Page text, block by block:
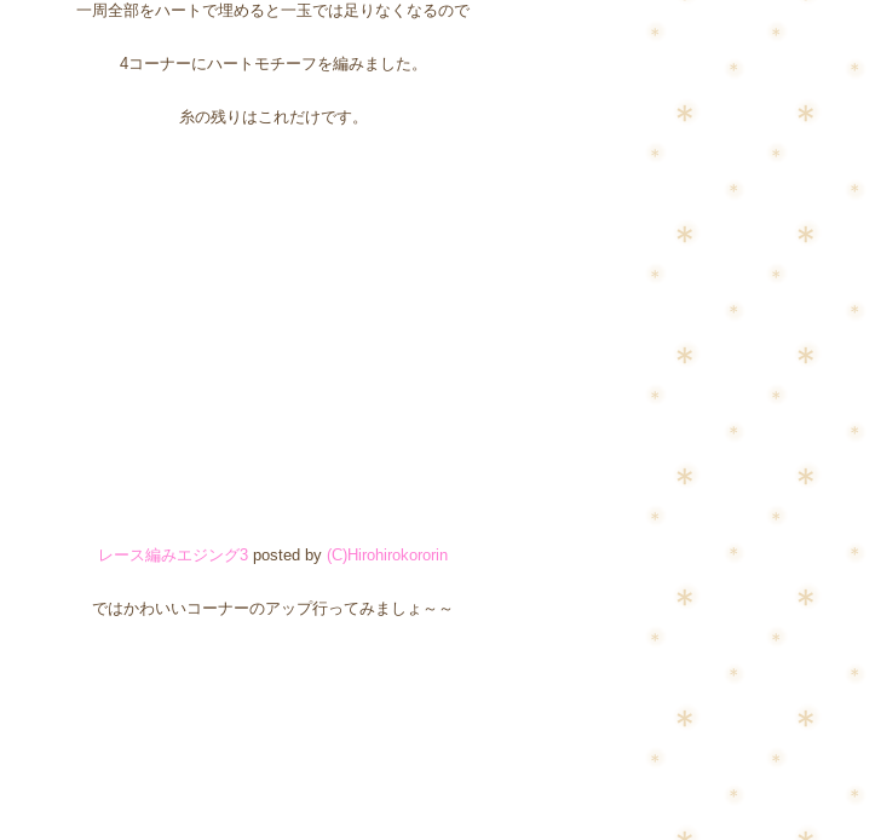
一周全部をハートで埋めると一玉では足りなくなるので
4コーナーにハートモチーフを編みました。
糸の残りはこれだけです。
レース編みエジング3 posted by (C)Hirohirokororin
ではかわいいコーナーのアップ行ってみましょ～～